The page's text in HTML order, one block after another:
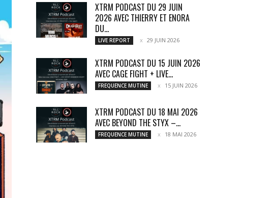
XTRM PODCAST DU 29 JUIN
2026 AVEC THIERRY ET ENORA
DU...
LIVE REPORT 29 JUIN 2026
XTRM PODCAST DU 15 JUIN 2026
AVEC CAGE FIGHT + LIVE...
FREQUENCE MUTINE 15 JUIN 2026
XTRM PODCAST DU 18 MAI 2026
AVEC BEYOND THE STYX –...
FREQUENCE MUTINE 18 MAI 2026